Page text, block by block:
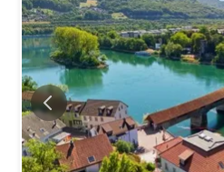
caractère unique. Les hauts
réussie entre charme historique
moderne créent une
beaucoup de lumière et un
L’appartement (n° 5) a été
matériaux de qualité et est
cuisine séparée séduit par son
son design intemporel. Elle offre
pour une personnalisation